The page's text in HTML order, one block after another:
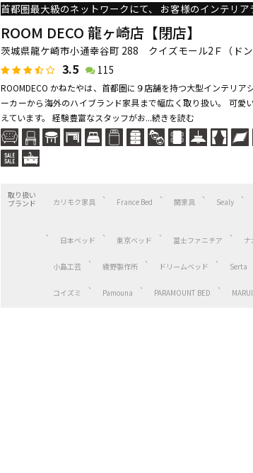
ROOM DECO 龍ヶ崎店【閉店】
茨城県龍ケ崎市小通幸谷町 288 クイズモール2Ｆ（ドン
3.5 115
ROOMDECO かねたやは、首都圏に９店舗を持つ大型インテリア
ーカーから海外のハイブランド家具まで幅広く取り扱い。 可愛
えています。 経験豊富なスタッフがお...続きを読む
取り扱い
ブランド
カリモク家具 France Bed 関家具 Sealy
日本ベッド 東京ベッド 冨士ファニチア ナ
小島工芸 綾野製作所 ドリームベッド Serta
コイズミ Pamouna PARAMOUNT BED